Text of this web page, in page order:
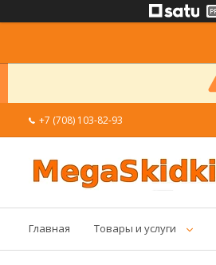
+7 (708) 103-82-93
Главная Товары и услуги